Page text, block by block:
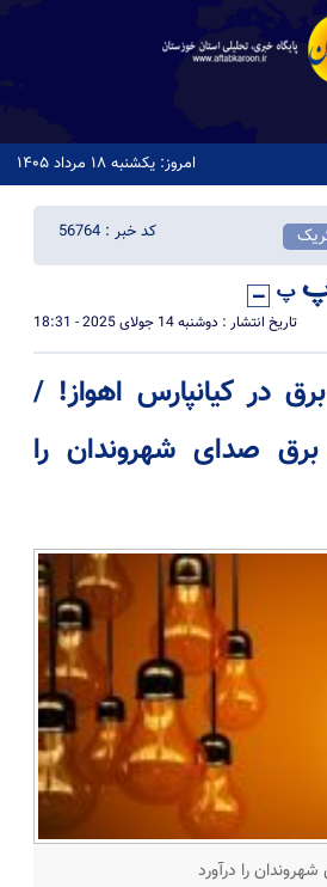
امروز: یکشنبه ۱۸ مرداد ۱۴۰۵
کد خبر : 56764
تاریخ انتشار : دوشنبه 14 جولای 2025 - 18:31
برق در کیانپارس اهواز! /
صدای شهروندان را
را درآورد